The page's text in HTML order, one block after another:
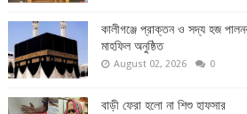
কালীগঞ্জে প্রাক্তন ও সদ্য হজ
মাহফিল অনুষ্ঠিত
August 02, 2026 0
বাড়ী ফেরা হলো না শিশু হাফসার